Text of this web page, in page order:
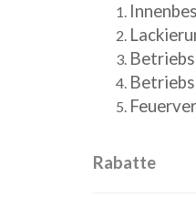
Rabatte